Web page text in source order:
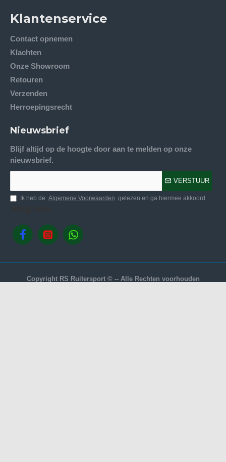
Klantenservice
Contact opnemen
Klachten
Onze Showroom
Retouren
Verzenden
Herroepingsrecht
Nieuwsbrief
Blijf altijd op de hoogte door aan te melden op onze
nieuwsbrief.
VERSTUUR
Ik heb de Algemene Voorwaarden gelezen en ga hiermee akkoord
Copyright RS Ruitersport © -- Alle Rechten voorhouden